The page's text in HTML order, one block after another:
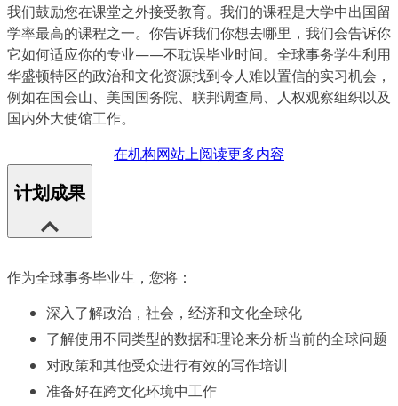
我们鼓励您在课堂之外接受教育。我们的课程是大学中出国留
学率最高的课程之一。你告诉我们你想去哪里，我们会告诉你
它如何适应你的专业——不耽误毕业时间。全球事务学生利用
华盛顿特区的政治和文化资源找到令人难以置信的实习机会，
例如在国会山、美国国务院、联邦调查局、人权观察组织以及
国内外大使馆工作。
在机构网站上阅读更多内容
计划成果
作为全球事务毕业生，您将：
深入了解政治，社会，经济和文化全球化
了解使用不同类型的数据和理论来分析当前的全球问题
对政策和其他受众进行有效的写作培训
准备好在跨文化环境中工作